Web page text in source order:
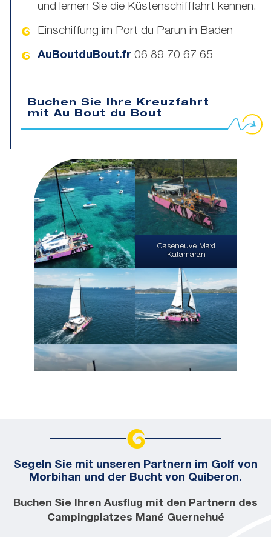
und lernen Sie die Küstenschifffahrt kennen.
Einschiffung im Port du Parun in Baden
AuBoutduBout.fr06 89 70 67 65
Buchen Sie Ihre Kreuzfahrt
mit Au Bout du Bout
Caseneuve Maxi
Katamaran
Segeln Sie mit unseren Partnern im Golf von
Morbihan und der Bucht von Quiberon.
Buchen Sie Ihren Ausflug mit den Partnern des
Campingplatzes Mané Guernehué